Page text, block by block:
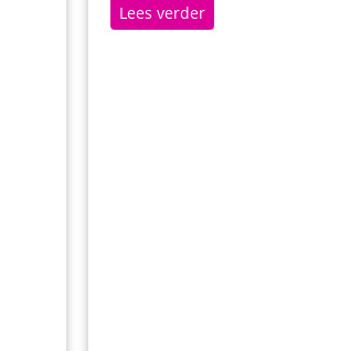
Lees verder